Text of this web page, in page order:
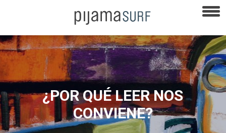
¿POR QUÉ LEER NOS
CONVIENE?